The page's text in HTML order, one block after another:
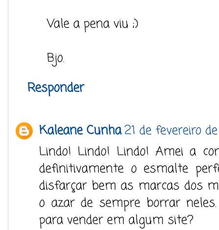
Vale a pena viu ;)
Bjo.
Responder
Kaleane Cunha21 de fevereiro
Lindo! Lindo! Lindo! Amei a
definitivamente o esmalte
disfarçar bem as marcas dos
o azar de sempre borrar
para vender em algum site?